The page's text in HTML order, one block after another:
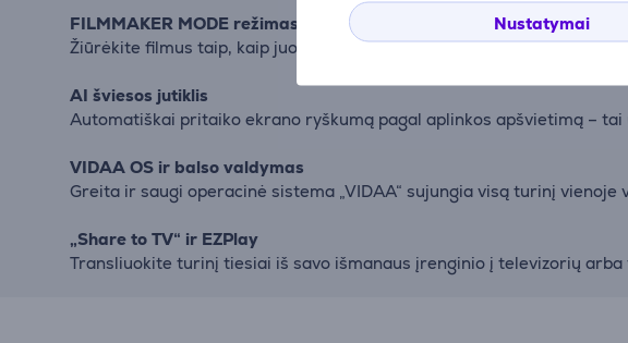
Nustatymai
FILMMAKER MODE režimas
Žiūrėkite filmus taip, kaip juos sumanė režisierius – šiame režime
AI šviesos jutiklis
Automatiškai pritaiko ekrano ryškumą pagal aplinkos apšvietimą –
VIDAA OS ir balso valdymas
Greita ir saugi operacinė sistema „VIDAA“ sujungia visą turinį
„Share to TV“ ir EZPlay
Transliuokite turinį tiesiai iš savo išmanaus įrenginio į televizorių